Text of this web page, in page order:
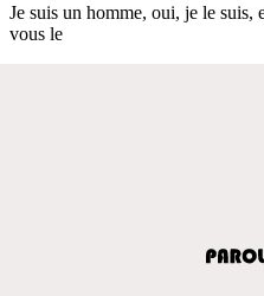
Je suis un homme, oui, je le suis,
vous le